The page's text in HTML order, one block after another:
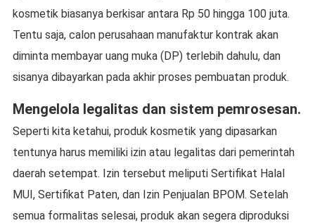
kosmetik biasanya berkisar antara Rp 50 hingga 100 juta.
Tentu saja, calon perusahaan manufaktur kontrak akan
diminta membayar uang muka (DP) terlebih dahulu, dan
sisanya dibayarkan pada akhir proses pembuatan produk.
Mengelola legalitas dan sistem pemrosesan.
Seperti kita ketahui, produk kosmetik yang dipasarkan
tentunya harus memiliki izin atau legalitas dari pemerintah
daerah setempat. Izin tersebut meliputi Sertifikat Halal
MUI, Sertifikat Paten, dan Izin Penjualan BPOM. Setelah
semua formalitas selesai, produk akan segera diproduksi